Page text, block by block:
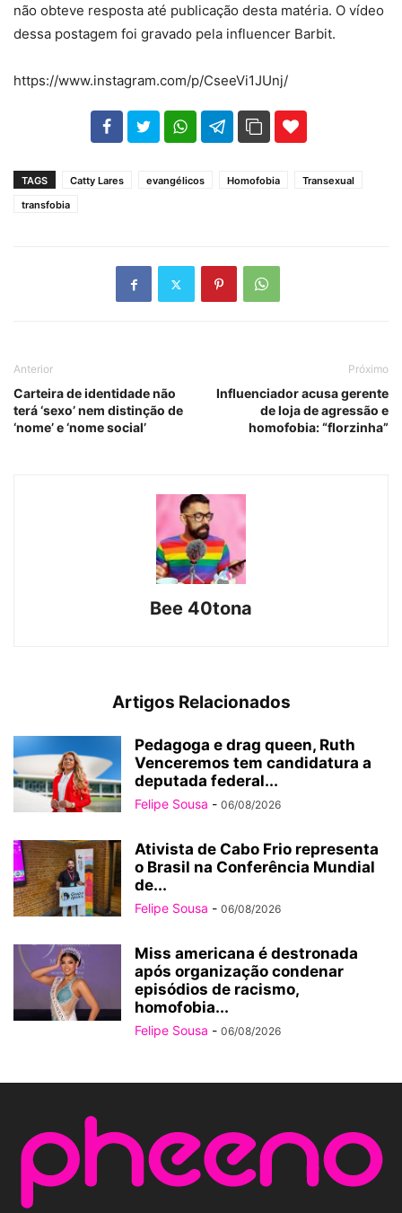
não obteve resposta até publicação desta matéria. O vídeo
dessa postagem foi gravado pela influencer Barbit.
https://www.instagram.com/p/CseeVi1JUnj/
102 35
TAGS Catty Lares evangélicos Homofobia
Transexual
transfobia
Anterior
Carteira de identidade não
terá ‘sexo’ nem distinção de
‘nome’ e ‘nome social’
Próximo
Influenciador acusa gerente
de loja de agressão e
homofobia: “florzinha”
Bee 40tona
Artigos Relacionados
Pedagoga e drag queen, Ruth
Venceremos tem candidatura a
deputada federal...
Felipe Sousa - 06/08/2026
Ativista de Cabo Frio representa
o Brasil na Conferência Mundial
de...
Felipe Sousa - 06/08/2026
Miss americana é destronada
após organização condenar
episódios de racismo,
homofobia...
Felipe Sousa - 06/08/2026